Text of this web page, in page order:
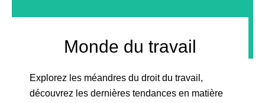
Monde du travail
Explorez les méandres du droit du travail,
découvrez les dernières tendances en matière